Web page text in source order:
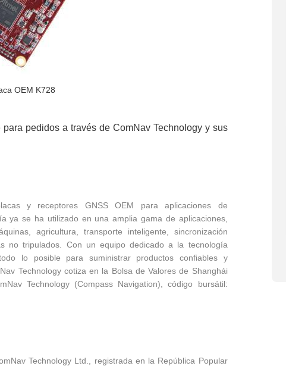
OEM K728
pedidos a través de ComNav Technology y sus
y receptores GNSS OEM para aplicaciones de
ya se ha utilizado en una amplia gama de aplicaciones,
agricultura, transporte inteligente, sincronización
no tripulados. Con un equipo dedicado a la tecnología
lo posible para suministrar productos confiables y
Technology cotiza en la Bolsa de Valores de Shanghái
Technology (Compass Navigation), código bursátil:
Technology Ltd., registrada en la República Popular